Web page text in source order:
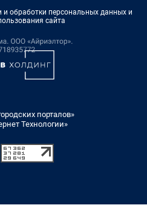
обработки персональных данных и
сайта
порталов»
Технологии»